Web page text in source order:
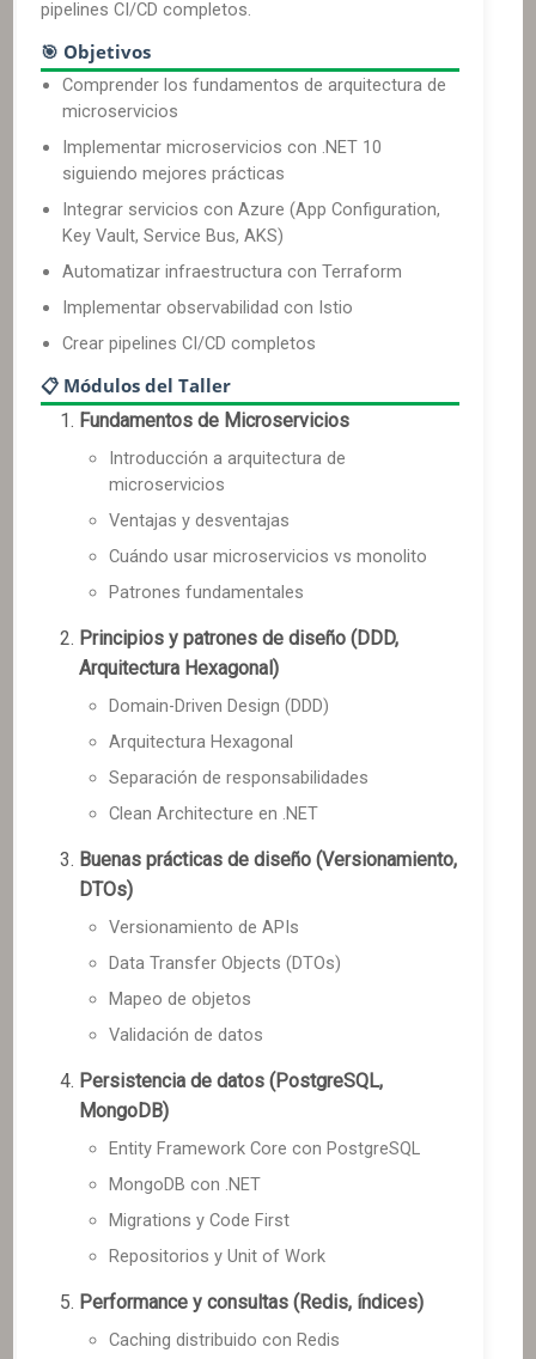
pipelines CI/CD completos.
🎯 Objetivos
Comprender los fundamentos de arquitectura de
microservicios
Implementar microservicios con .NET 10
siguiendo mejores prácticas
Integrar servicios con Azure (App Configuration,
Key Vault, Service Bus, AKS)
Automatizar infraestructura con Terraform
Implementar observabilidad con Istio
Crear pipelines CI/CD completos
📋 Módulos del Taller
Fundamentos de Microservicios
Introducción a arquitectura de
microservicios
Ventajas y desventajas
Cuándo usar microservicios vs monolito
Patrones fundamentales
Principios y patrones de diseño (DDD,
Arquitectura Hexagonal)
Domain-Driven Design (DDD)
Arquitectura Hexagonal
Separación de responsabilidades
Clean Architecture en .NET
Buenas prácticas de diseño (Versionamiento,
DTOs)
Versionamiento de APIs
Data Transfer Objects (DTOs)
Mapeo de objetos
Validación de datos
Persistencia de datos (PostgreSQL,
MongoDB)
Entity Framework Core con PostgreSQL
MongoDB con .NET
Migrations y Code First
Repositorios y Unit of Work
Performance y consultas (Redis, índices)
Caching distribuido con Redis